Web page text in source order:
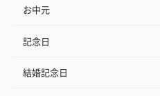
お中元
記念日
結婚記念日